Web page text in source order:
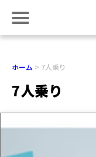
ホーム 7人乗り
7人乗り